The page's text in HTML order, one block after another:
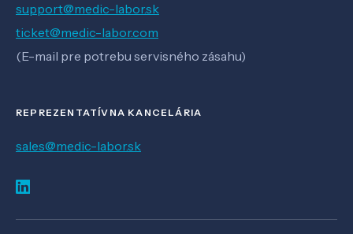
support@medic-labor.sk
ticket@medic-labor.com
(E-mail pre potrebu servisného zásahu)
REPREZENTATÍVNA KANCELÁRIA
sales@medic-labor.sk